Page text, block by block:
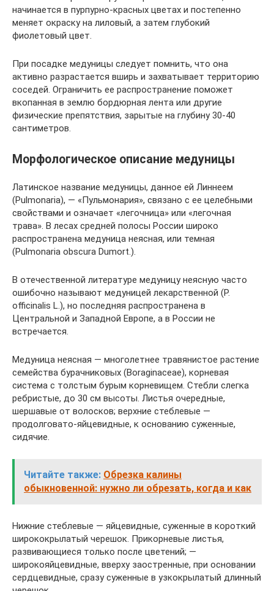
начинается в пурпурно-красных цветах и постепенно
меняет окраску на лиловый, а затем глубокий
фиолетовый цвет.
При посадке медуницы следует помнить, что она
активно разрастается вширь и захватывает территорию
соседей. Ограничить ее распространение поможет
вкопанная в землю бордюрная лента или другие
физические препятствия, зарытые на глубину 30-40
сантиметров.
Морфологическое описание медуницы
Латинское название медуницы, данное ей Линнеем
(Pulmonaria), — «Пульмонария», связано с ее целебными
свойствами и означает «легочница» или «легочная
трава». В лесах средней полосы России широко
распространена медуница неясная, или темная
(Pulmonaria obscura Dumort.).
В отечественной литературе медуницу неясную часто
ошибочно называют медуницей лекарственной (Р.
officinalis L.), но последняя распространена в
Центральной и Западной Европе, а в России не
встречается.
Медуница неясная — многолетнее травянистое растение
семейства бурачниковых (Boraginaceae), корневая
система с толстым бурым корневищем. Стебли слегка
ребристые, до 30 см высоты. Листья очередные,
шершавые от волосков; верхние стеблевые —
продолговато-яйцевидные, к основанию суженные,
сидячие.
Читайте также: Обрезка калины
обыкновенной: нужно ли обрезать, когда и как
Нижние стеблевые — яйцевидные, суженные в короткий
ширококрылатый черешок. Прикорневые листья,
развивающиеся только после цветений; —
широкояйцевидные, вверху заостренные, при основании
сердцевидные, сразу суженные в узкокрылатый длинный